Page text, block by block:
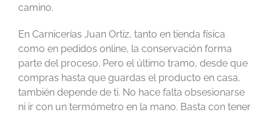
camino.
En Carnicerías Juan Ortiz, tanto en tienda física
como en pedidos online, la conservación forma
parte del proceso. Pero el último tramo, desde que
compras hasta que guardas el producto en casa,
también depende de ti. No hace falta obsesionarse
ni ir con un termómetro en la mano. Basta con tener